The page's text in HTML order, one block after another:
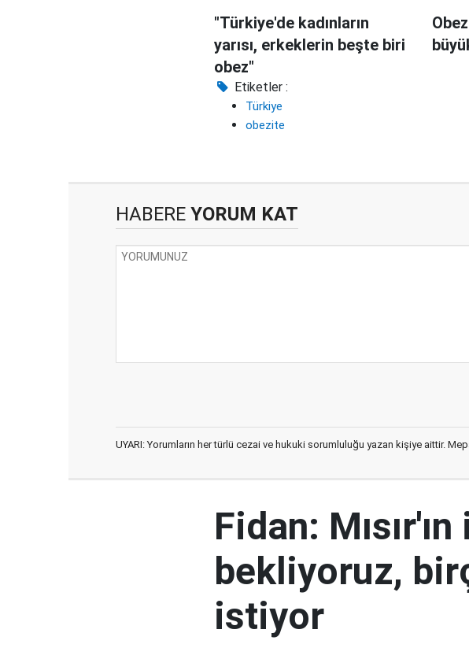
"Türkiye'de kadınların
yarısı, erkeklerin beşte biri
obez"
Etiketler :
Türkiye
obezite
HABERE YORUM KAT
UYARI: Yorumların her türlü cezai ve hukuki sorumluluğu yazan kişiye aittir.
Fidan:
bekliyoruz,
istiyor